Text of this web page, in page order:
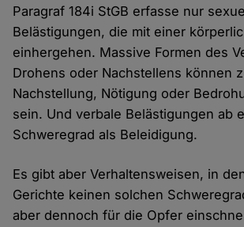
Paragraf 184i StGB erfasse nur
Belästigungen, die mit einer
einhergehen. Massive Formen des
Drohens oder Nachstellens können
Nachstellung, Nötigung oder
sein. Und verbale Belästigungen ab
Schweregrad als Beleidigung.
Es gibt aber Verhaltensweisen, in
Gerichte keinen solchen
aber dennoch für die Opfer